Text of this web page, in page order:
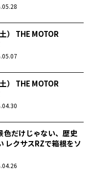
） THE MOTOR
） THE MOTOR
色だけじゃない、歴史
レクサスRZで箱根をソ